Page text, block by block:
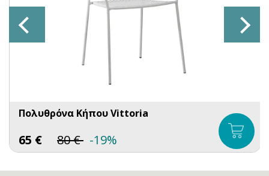
Πολυθρόνα Κήπου Vittoria
65 € 80€ -19%